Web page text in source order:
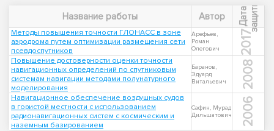
Название работы Автор Д
а
т
а
з
а
щ
и
т ы
Методы повышения точности ГЛОНАСС в зоне
аэродрома путем оптимизации размещения сети
псевдоспутников
Арефьев,
Роман
Олегович
2017
Повышение достоверности оценки точности
навигационных определений по спутниковым
системам навигации методами полунатурного
моделирования
Баранов,
Эдуард
Витальевич
2008
Навигационное обеспечение воздушных судов
в гористой местности с использованием
радионавигационных систем с космическим и
наземным базированием
Сафин, Мурад
Дильшатович
2006